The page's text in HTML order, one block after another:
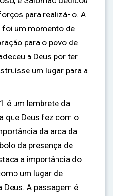
para realizá-lo. A
foi um momento de
para o povo de
a Deus por ter
um lugar para a
é um lembrete da
que Deus fez com o
da arca da
da presença de
a importância do
um lugar de
Deus. A passagem é